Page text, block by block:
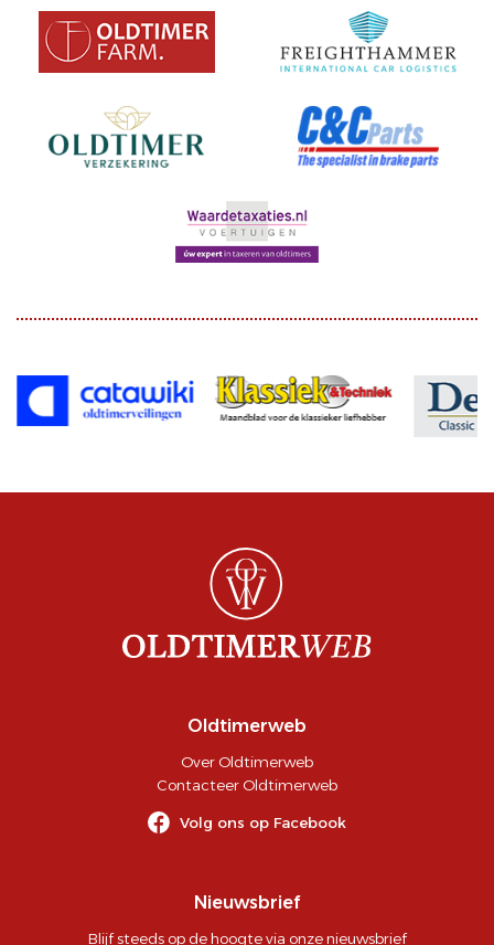
Oldtimerweb
Over Oldtimerweb
Contacteer Oldtimerweb
Volg ons op Facebook
Nieuwsbrief
Blijf steeds op de hoogte via onze nieuwsbrief